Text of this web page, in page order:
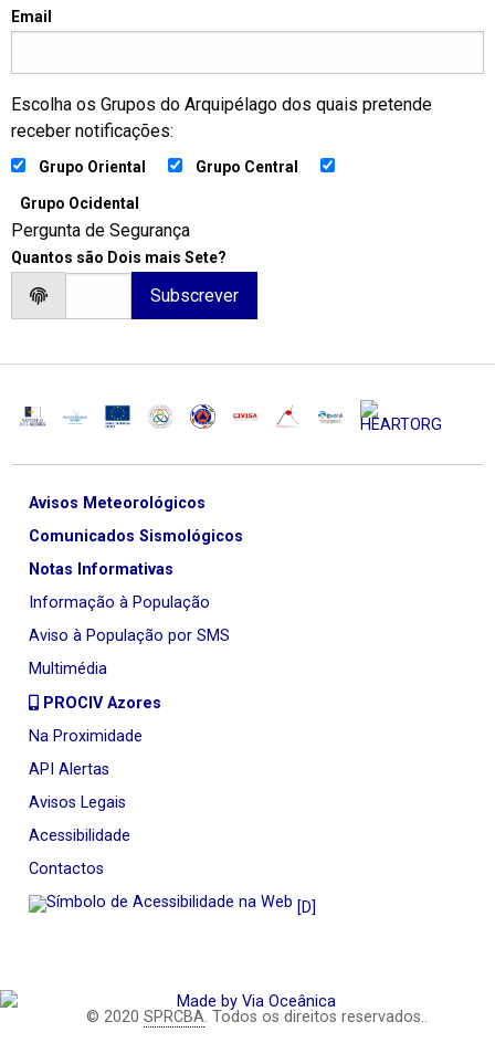
Email
Escolha os Grupos do Arquipélago dos quais pretende
receber notificações:
Grupo Oriental Grupo Central
Grupo Ocidental
Pergunta de Segurança
Quantos são Dois mais Sete?
Avisos Meteorológicos
Comunicados Sismológicos
Notas Informativas
Informação à População
Aviso à População por SMS
Multimédia
PROCIV Azores
Na Proximidade
API Alertas
Avisos Legais
Acessibilidade
Contactos
[D]
© 2020 SPRCBA. Todos os direitos reservados..